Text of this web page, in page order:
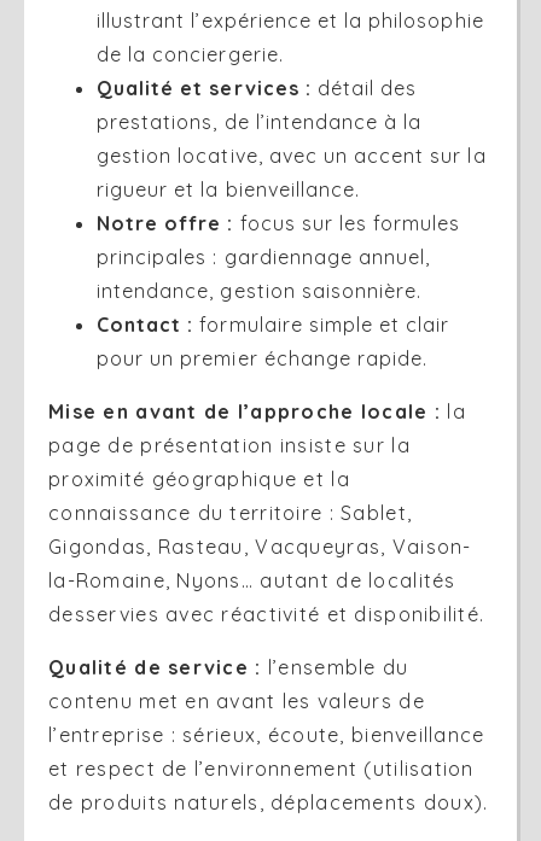
illustrant l’expérience et la philosophie
de la conciergerie.
Qualité et services : détail des
prestations, de l’intendance à la
gestion locative, avec un accent sur la
rigueur et la bienveillance.
Notre offre : focus sur les formules
principales : gardiennage annuel,
intendance, gestion saisonnière.
Contact : formulaire simple et clair
pour un premier échange rapide.
Mise en avant de l’approche locale : la
page de présentation insiste sur la
proximité géographique et la
connaissance du territoire : Sablet,
Gigondas, Rasteau, Vacqueyras, Vaison-
la-Romaine, Nyons… autant de localités
desservies avec réactivité et disponibilité.
Qualité de service : l’ensemble du
contenu met en avant les valeurs de
l’entreprise : sérieux, écoute, bienveillance
et respect de l’environnement (utilisation
de produits naturels, déplacements doux).